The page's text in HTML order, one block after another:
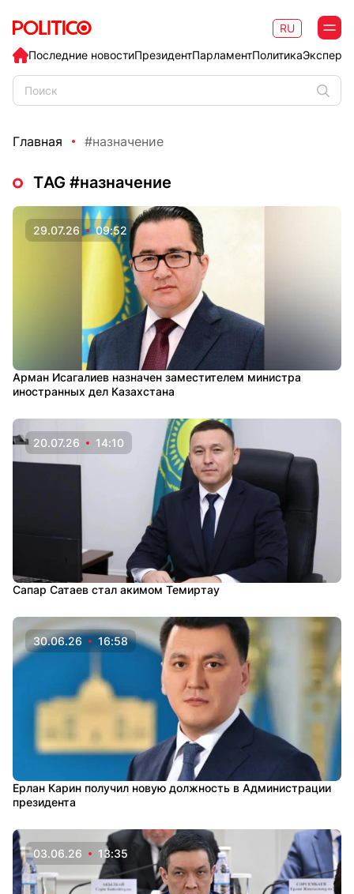
Последние новостиПрезидентПарламентПолитика
RU
Главная #назначение
ТAG #назначение
29.07.26 09:52
Арман Исагалиев назначен заместителем министра
иностранных дел Казахстана
20.07.26 14:10
Сапар Сатаев стал акимом Темиртау
30.06.26 16:58
Ерлан Карин получил новую должность в Администрации
президента
03.06.26 13:35